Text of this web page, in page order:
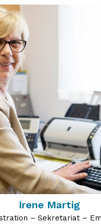
Irene Martig
– Sekretariat –